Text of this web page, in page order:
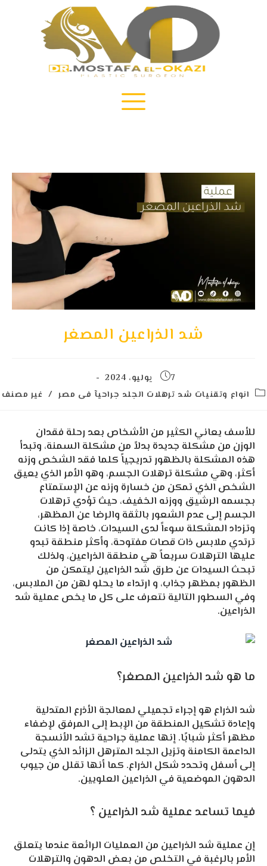
شد الذراعين المصغر
7 يوليو، 2024
انواع وتقنيات شد ترهلات الجلد جراحيآ فى مصر / غير مصنف
للأسف يعاني الكثير من الأشخاص بعد رحلة فقدان
الوزن من مشكلة جديدة بدلاً من مشكلة السمنة، وتبدأ
هذه المشكلة بالظهور تدريجياً كلما فقد الشخص وزنه
أكثر، وهي مشكلة ترهلات الجسم، وهو الأمر الذي يعيق
الشخص الذي تمكن من خسارة وزنه عن الإستمتاع
بجسمه الرشيق ووزنه الخفيف، حيث تؤدي ترهلات
الجسم إلى عدم الشعور بالثقة والرضا عن المظهر،
وتزداد المشكلة سوءاً لدى السيدات، خاصة إذا كانت
ترتدي ملابس ذات قصات مفتوحة، وأكثر منطقة تبدو
عليها الترهلات سريعاً هي منطقة الذراعين، ولذلك
تبحث السيدات عن طرق شد الذراعين ليتمكن من
الظهور بمظهر جذاب، و ارتداء ما يحلو لهن من الملابس،
وفي السطور التالية نتعرف على كل ما يخص عملية شد
الذراعين.
ما هو شد الذراعين المصغر؟
شد الذراع هو إجراء تجميلي لمعالجة الأذرع المتدلية
وإعادة تشكيل المنطقة من الإبط إلى المرفق لإضفاء
مظهر أكثر شبابًا. إنها عملية جراحية تشد الأنسجة
الداعمة الكامنة وتزيل الجلد المترهل الزائد الذي يتدلى
إلى أسفل وتحدد شكل الذراع. كما أنها تقلل من جيوب
الدهون الموضعية في الذراعين العلويين.
فيما تساعد عملية شد الذراعين ؟
إن عملية شد الذراعين من العمليات الرائعة عندما يتعلق
الأمر بالرغبة في التخلص من بعض الدهون والترهلات